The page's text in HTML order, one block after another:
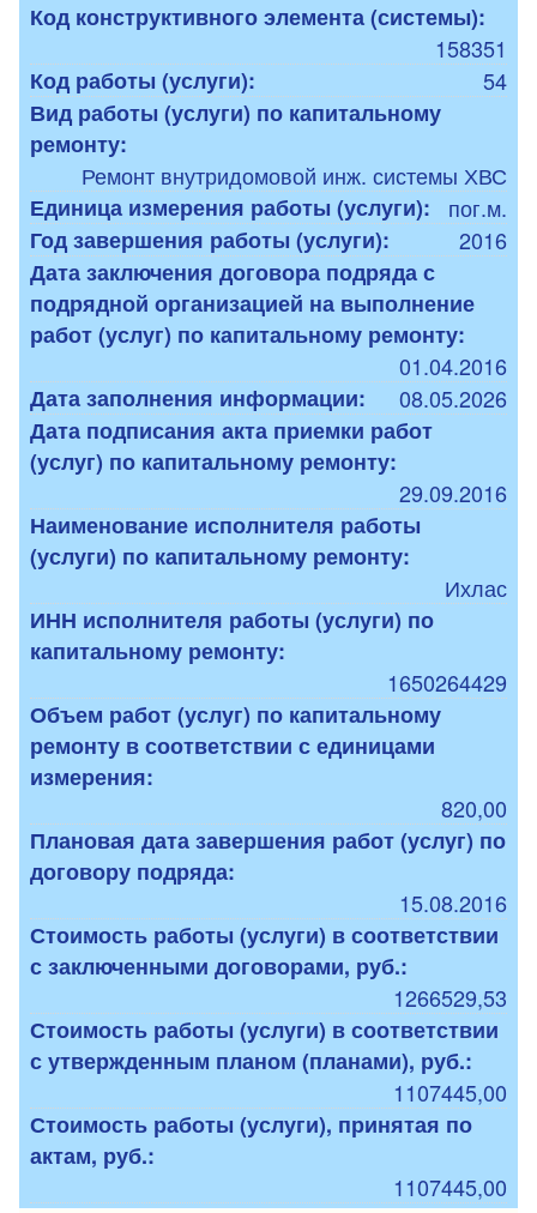
Код конструктивного элемента (системы):
158351
Код работы (услуги):
54
Вид работы (услуги) по капитальному
ремонту:
Ремонт внутридомовой инж. системы ХВС
Единица измерения работы (услуги):
пог.м.
Год завершения работы (услуги):
2016
Дата заключения договора подряда с
подрядной организацией на выполнение
работ (услуг) по капитальному ремонту:
01.04.2016
Дата заполнения информации:
08.05.2026
Дата подписания акта приемки работ
(услуг) по капитальному ремонту:
29.09.2016
Наименование исполнителя работы
(услуги) по капитальному ремонту:
Ихлас
ИНН исполнителя работы (услуги) по
капитальному ремонту:
1650264429
Объем работ (услуг) по капитальному
ремонту в соответствии с единицами
измерения:
820,00
Плановая дата завершения работ (услуг) по
договору подряда:
15.08.2016
Стоимость работы (услуги) в соответствии
с заключенными договорами, руб.:
1266529,53
Стоимость работы (услуги) в соответствии
с утвержденным планом (планами), руб.:
1107445,00
Стоимость работы (услуги), принятая по
актам, руб.:
1107445,00